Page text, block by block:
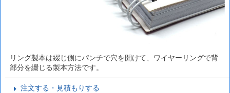
リング製本は綴じ側にパンチで穴を開けて、ワイヤーリングで背
部分を綴じる製本方法です。
注文する・見積もりする